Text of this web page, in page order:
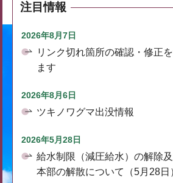
注目情報
2026年8月7日
リンク切れ箇所の確認・修正
ます
2026年8月6日
ツキノワグマ出没情報
2026年5月28日
給水制限（減圧給水）の解除
本部の解散について（5月28日